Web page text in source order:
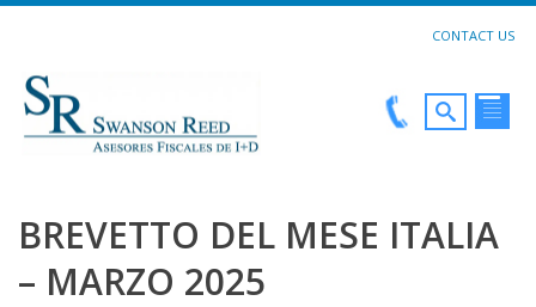
CONTACT US
BREVETTO DEL MESE ITALIA
– MARZO 2025